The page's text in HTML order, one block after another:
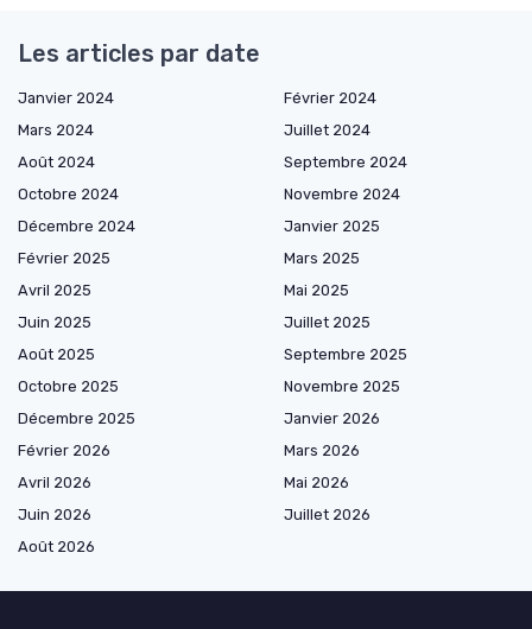
Les articles par date
Janvier 2024
Février 2024
Mars 2024
Juillet 2024
Août 2024
Septembre 2024
Octobre 2024
Novembre 2024
Décembre 2024
Janvier 2025
Février 2025
Mars 2025
Avril 2025
Mai 2025
Juin 2025
Juillet 2025
Août 2025
Septembre 2025
Octobre 2025
Novembre 2025
Décembre 2025
Janvier 2026
Février 2026
Mars 2026
Avril 2026
Mai 2026
Juin 2026
Juillet 2026
Août 2026